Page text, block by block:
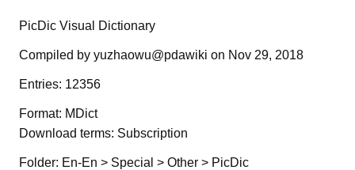
PicDic Visual Dictionary
Compiled by yuzhaowu@pdawiki on Nov 29, 2018
Entries: 12356
Format: MDict
Download terms: Subscription
Folder: En-En > Special > Other > PicDic